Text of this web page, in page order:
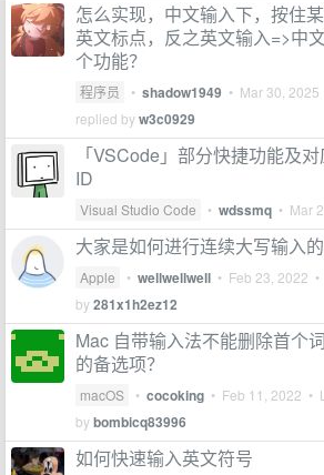
怎么实现，中文输入下，按住
英文标点，反之英文输入=>中
个功能？
程序员 • shadow1949 • Mar 30, 2025
replied byw3c0929
「VSCode」部分快捷功能及
ID
Visual Studio Code • wdssmq • Mar
大家是如何进行连续大写输入
Apple • wellwellwell • Feb 23, 2022
by281x1h2ez12
Mac 自带输入法不能删除首个
的备选项？
macOS • cocoking • Feb 11, 2022 •
bybombicq83996
如何快速输入英文符号